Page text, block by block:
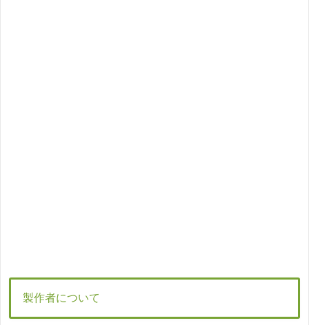
製作者について